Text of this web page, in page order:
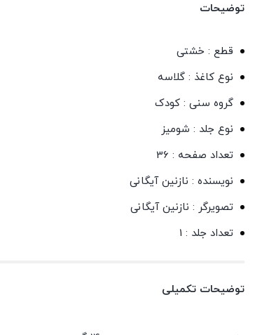
توضیحات
قطع : خشتی
نوع کاغذ : گلاسه
گروه سنی : کودک
نوع جلد : شومیز
تعداد صفحه : 36
نویسنده : نازنین آیگانی
تصویرگر : نازنین آیگانی
تعداد جلد : 1
توضیحات تکمیلی